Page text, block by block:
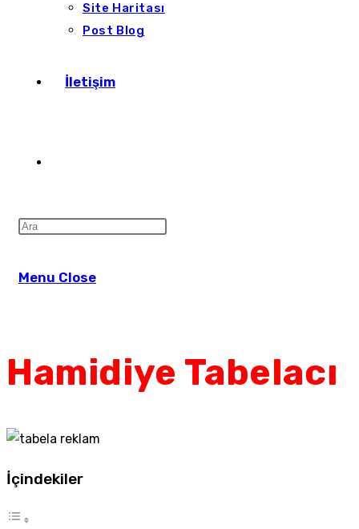
Site Haritası
Post Blog
İletişim
Menu Close
Hamidiye Tabelacı
İçindekiler